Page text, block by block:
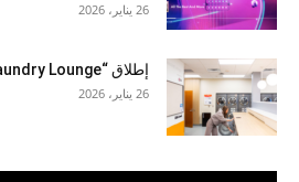
26 يناير، 2026
إطلاق “Laundry Lounge” من إل جي للإلكترونيات
26 يناير، 2026